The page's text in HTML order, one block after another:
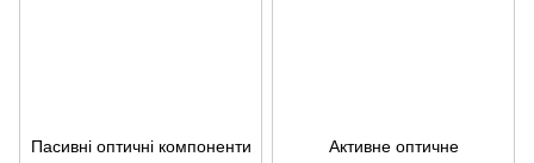
Пасивні оптичні компоненти
Активне оптичне